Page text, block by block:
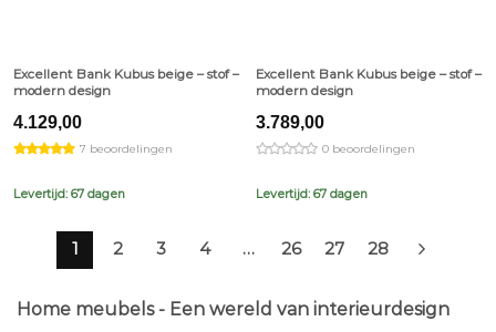
Excellent Bank Kubus beige – stof –
modern design
4.129,00
7 beoordelingen
Levertijd: 67 dagen
Excellent Bank Kubus beige – stof –
modern design
3.789,00
0 beoordelingen
Levertijd: 67 dagen
1 2 3 4 … 26 27 28
Home meubels - Een wereld van interieurdesign